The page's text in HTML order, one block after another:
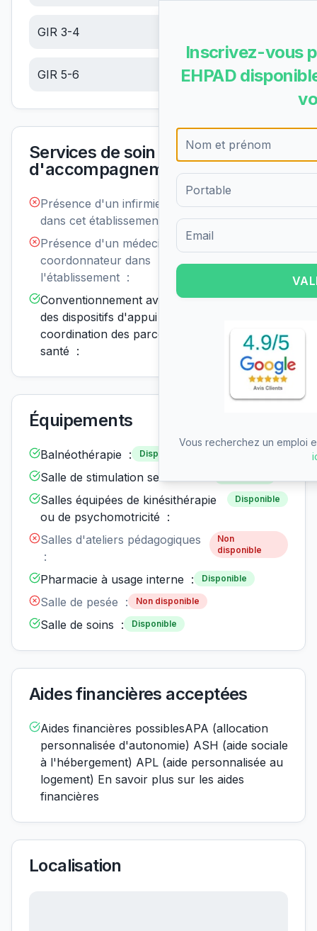
GIR 3-4
GIR 5-6 6.31€/jour
Services de soin et
d'accompagnement
Présence d'un infirmier de nuit
dans cet établissement :
Présence d'un médecin
coordonnateur dans
l'établissement :
disponible
Conventionnement avec un ou
des dispositifs d'appui à la
coordination des parcours de
santé :
Disponible
Équipements
Balnéothérapie : Disponible
Salle de stimulation sensorielle :
Salles équipées de kinésithérapie
ou de psychomotricité :
Disponible
Salles d'ateliers pédagogiques
:
Non
disponible
Pharmacie à usage interne : Disponible
Salle de pesée : Non disponible
Salle de soins : Disponible
Aides financières acceptées
Aides financières possiblesAPA (allocation
personnalisée d'autonomie) ASH (aide sociale
à l'hébergement) APL (aide personnalisée au
logement) En savoir plus sur les aides
financières
Localisation
Inscrivez-vous
EHPAD
Formulaire d'inscription pour
Vous recherchez un emploi